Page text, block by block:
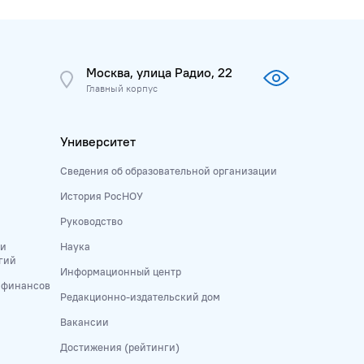
Управление персоналом
Кураторы 7 День донора
Практика 7 Общежитие
Научная статья, НИ 6
Стажировки 6
Москва, улица Радио, 22
Главный корпус
Университет
Сведения об образовательной организации
История РосНОУ
Руководство
Наука
Информационный центр
Редакционно-издательский дом
Вакансии
Достижения (рейтинги)